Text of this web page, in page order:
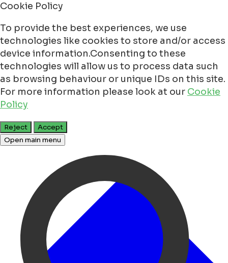
Cookie Policy
To provide the best experiences, we use
technologies like cookies to store and/or access
device information.Consenting to these
technologies will allow us to process data such
as browsing behaviour or unique IDs on this site.
For more information please look at our Cookie
Policy
Reject
Accept
Open main menu